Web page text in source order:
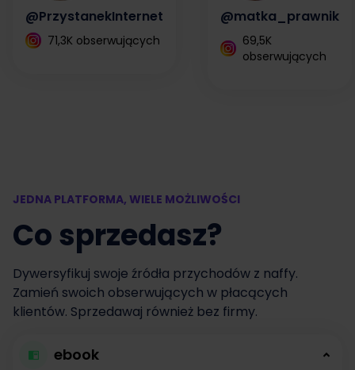
@PrzystanekInternet
71,3K obserwujących
@matka_prawnik
69,5K
obserwujących
JEDNA PLATFORMA, WIELE MOŻLIWOŚCI
Co sprzedasz?
Dywersyfikuj swoje źródła przychodów z naffy.
Zamień swoich obserwujących w płacących
klientów. Sprzedawaj również bez firmy.
ebook